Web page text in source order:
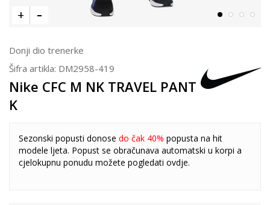
Donji dio trenerke
Šifra artikla: DM2958-419
Nike CFC M NK TRAVEL PANT
K
Sezonski popusti donose do čak 40% popusta na hit
modele ljeta. Popust se obračunava automatski u korpi a
cjelokupnu ponudu možete pogledati ovdje.